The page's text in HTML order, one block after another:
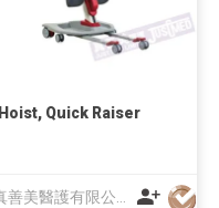
Hoist, Quick Raiser